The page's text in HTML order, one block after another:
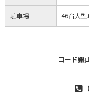
駐車場 46台大型
ロード銀